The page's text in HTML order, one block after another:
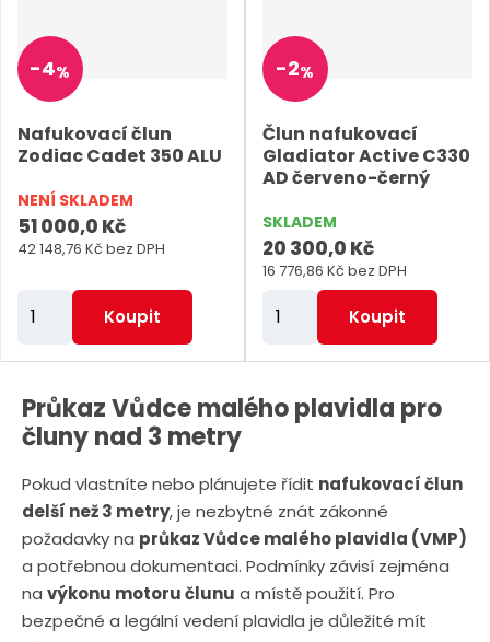
o
č
t
o
č
t
-4%
Nafukovací člun
Zodiac Cadet 350 ALU
51 000,0 Kč
42 148,76 Kč bez DPH
ě
n
p
o
č
e
t
Koupit
NENÍ SKLADEM
-2%
Člun nafukovací
Gladiator Active C330
AD červeno-černý
20 300,0 Kč
16 776,86 Kč bez DPH
ě
n
p
o
č
e
Koupit
SKLADEM
Průkaz Vůdce malého plavidla pro
čluny nad 3 metry
Pokud vlastníte nebo plánujete řídit nafukovací člun
delší než 3 metry, je nezbytné znát zákonné
požadavky na průkaz Vůdce malého plavidla (VMP)
a potřebnou dokumentaci. Podmínky závisí zejména
na výkonu motoru člunu a místě použití. Pro
bezpečné a legální vedení plavidla je důležité mít